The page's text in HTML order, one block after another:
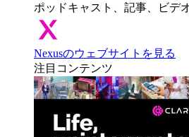
ポッドキャスト、記事、ビデ
Nexusのウェブサイトを見る
注目コンテンツ